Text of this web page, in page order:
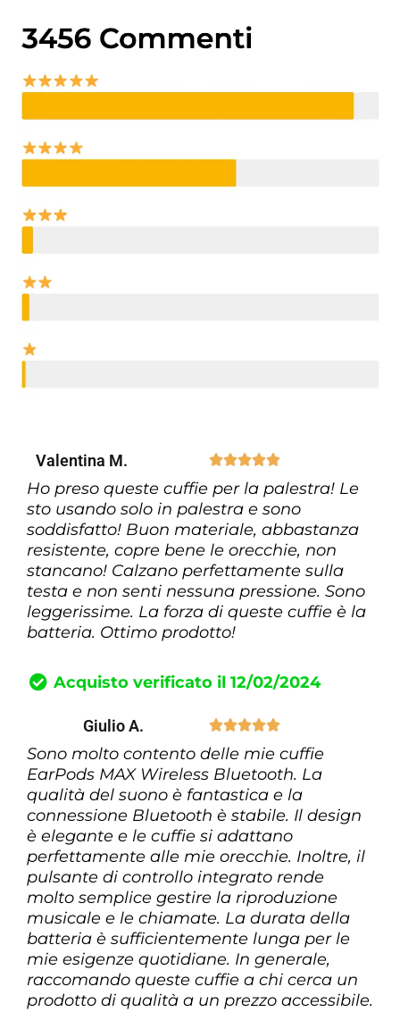
Valentina M. 
Ho preso queste cuffie per la palestra! Le
sto usando solo in palestra e sono
soddisfatto! Buon materiale, abbastanza
resistente, copre bene le orecchie, non
stancano! Calzano perfettamente sulla
testa e non senti nessuna pressione. Sono
leggerissime. La forza di queste cuffie è la
batteria. Ottimo prodotto!
Acquisto verificato il 12/02/2024
Giulio A. 
Sono molto contento delle mie cuffie
EarPods MAX Wireless Bluetooth. La
qualità del suono è fantastica e la
connessione Bluetooth è stabile. Il design
è elegante e le cuffie si adattano
perfettamente alle mie orecchie. Inoltre, il
pulsante di controllo integrato rende
molto semplice gestire la riproduzione
musicale e le chiamate. La durata della
batteria è sufficientemente lunga per le
mie esigenze quotidiane. In generale,
raccomando queste cuffie a chi cerca un
prodotto di qualità a un prezzo accessibile.